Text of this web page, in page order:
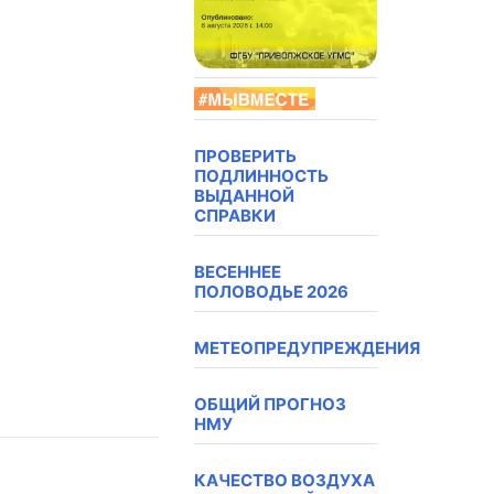
ПРОВЕРИТЬ
ПОДЛИННОСТЬ
ВЫДАННОЙ
СПРАВКИ
ВЕСЕННЕЕ
ПОЛОВОДЬЕ 2026
МЕТЕОПРЕДУПРЕЖДЕНИЯ
ОБЩИЙ ПРОГНОЗ
НМУ
КАЧЕСТВО ВОЗДУХА